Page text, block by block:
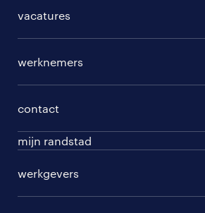
vacatures
per vakgebied
per topwerkgever
werknemers
ontwikkel jezelf
work for ukraine
contact
werknemers
werkgevers
mijn randstad
werkgevers